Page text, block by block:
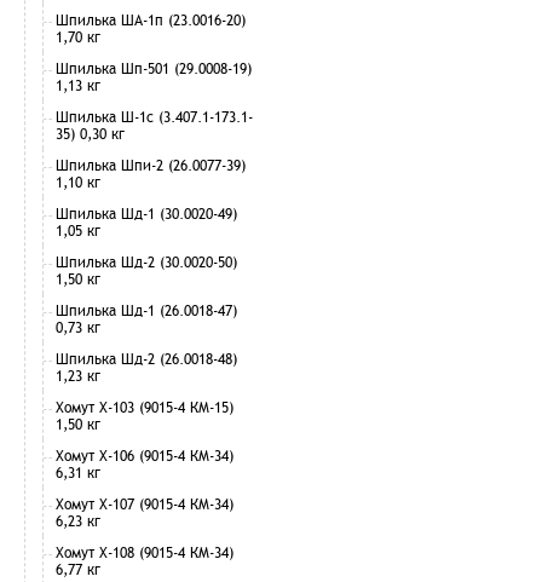
Шпилька ША-1п (23.0016-20)
1,70 кг
Шпилька Шп-501 (29.0008-19)
1,13 кг
Шпилька Ш-1с (3.407.1-173.1-
35) 0,30 кг
Шпилька Шпи-2 (26.0077-39)
1,10 кг
Шпилька Шд-1 (30.0020-49)
1,05 кг
Шпилька Шд-2 (30.0020-50)
1,50 кг
Шпилька Шд-1 (26.0018-47)
0,73 кг
Шпилька Шд-2 (26.0018-48)
1,23 кг
Хомут Х-103 (9015-4 КМ-15)
1,50 кг
Хомут Х-106 (9015-4 КМ-34)
6,31 кг
Хомут Х-107 (9015-4 КМ-34)
6,23 кг
Хомут Х-108 (9015-4 КМ-34)
6,77 кг